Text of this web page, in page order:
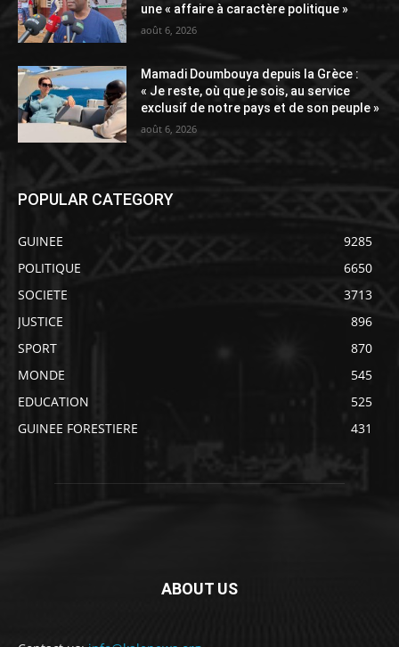
une « affaire à caractère politique »
août 6, 2026
Mamadi Doumbouya depuis la Grèce :
« Je reste, où que je sois, au service
exclusif de notre pays et de son peuple »
août 6, 2026
POPULAR CATEGORY
GUINEE
9285
POLITIQUE
6650
SOCIETE
3713
JUSTICE
896
SPORT
870
MONDE
545
EDUCATION
525
GUINEE FORESTIERE
431
ABOUT US